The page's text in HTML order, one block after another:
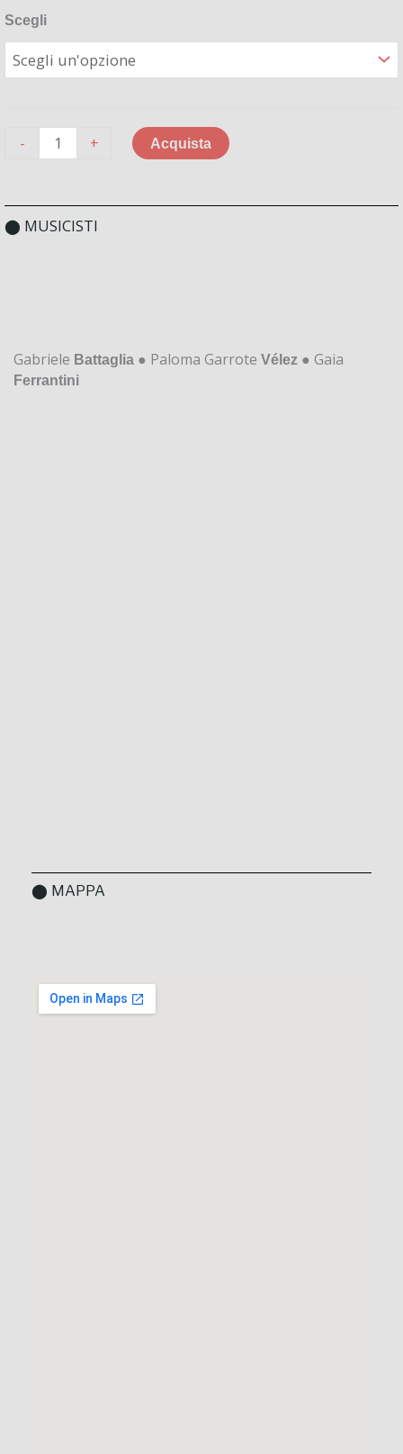
Scegli
-
I
dell’academy
●
quantità
+ Acquista Alternative:
⬤ MUSICISTI
Gabriele Battaglia ● Paloma Garrote Vélez ● Gaia
Ferrantini
⬤ MAPPA